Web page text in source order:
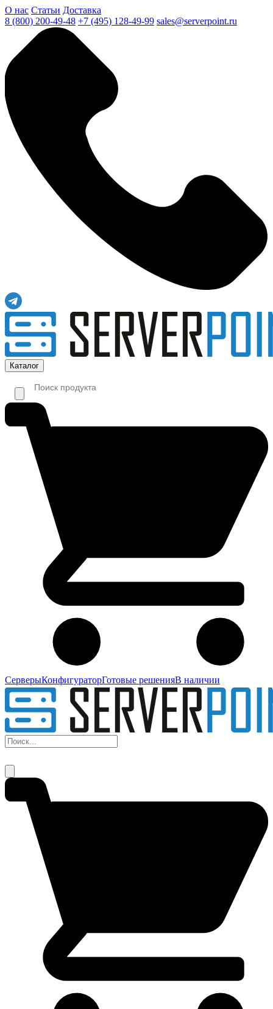
О нас Статьи Доставка
8 (800) 200-49-48 +7 (495) 128-49-99 sales@serverpoint.ru
Каталог
СерверыКонфигураторГотовые решенияВ наличии